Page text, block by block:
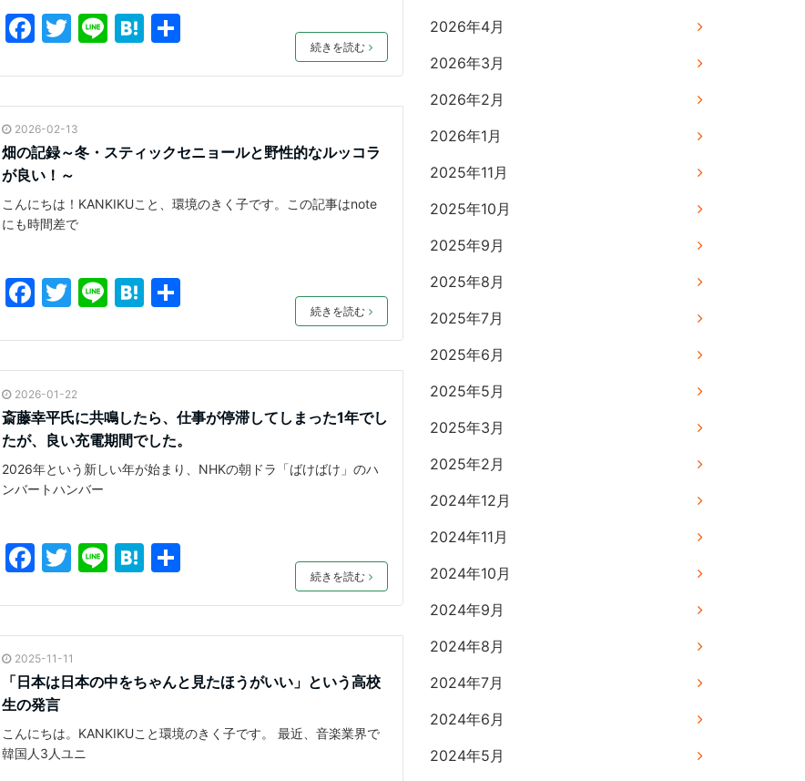
F
c
e
b
o
o
k
T
itt
er
Li
e
H
e
n
a
共
続きを読む
2026-02-13
畑の記録～冬・スティックセニョールと野性的なルッコラ
が良い！～
こんにちは！KANKIKUこと、環境のきく子です。この記事はnote
にも時間差で
F
c
e
b
o
o
k
T
itt
er
Li
e
H
e
n
a
共
続きを読む
2026-01-22
斎藤幸平氏に共鳴したら、仕事が停滞してしまった1年でし
たが、良い充電期間でした。
2026年という新しい年が始まり、NHKの朝ドラ「ばけばけ」のハ
ンバートハンバー
F
c
e
b
o
o
k
T
itt
er
Li
e
H
e
n
a
共
続きを読む
2025-11-11
「日本は日本の中をちゃんと見たほうがいい」という高校
生の発言
こんにちは。KANKIKUこと環境のきく子です。 最近、音楽業界で
韓国人3人ユニ
2026年4月
2026年3月
2026年2月
2026年1月
2025年11月
2025年10月
2025年9月
2025年8月
2025年7月
2025年6月
2025年5月
2025年3月
2025年2月
2024年12月
2024年11月
2024年10月
2024年9月
2024年8月
2024年7月
2024年6月
2024年5月